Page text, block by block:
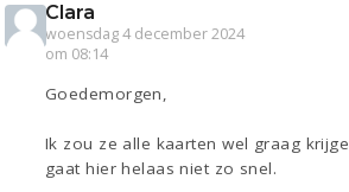
Clara
woensdag 4 december 2024
om 08:14
Goedemorgen,
Ik zou ze alle kaarten wel graag
gaat hier helaas niet zo snel.